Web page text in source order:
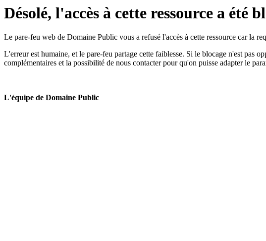
Désolé, l'accès à cette ressource a été
Le pare-feu web de Domaine Public vous a refusé l'accès à cette ressource car la
L'erreur est humaine, et le pare-feu partage cette faiblesse. Si le blocage n'est pas
complémentaires et la possibilité de nous contacter pour qu'on puisse adapter le
L'équipe de Domaine Public